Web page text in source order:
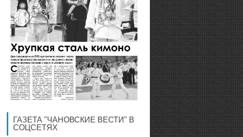
ГАЗЕТА "ЧАНОВСКИЕ ВЕСТИ" В
СОЦСЕТЯХ